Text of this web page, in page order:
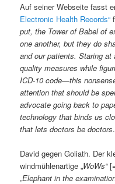
Auf seiner Webseite fasst
Electronic Health Records“
put, the Tower of Babel of
one another, but they do
and our patients. Staring
quality measures while
ICD-10 code—this
attention that should be
advocate going back to
technology that binds us
that lets doctors be doctors
David gegen Goliath. Der
windmühlenartige „WoWs“
„Elephant in the